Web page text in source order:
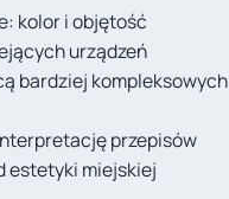
kolor i objętość
urządzeń
bardziej kompleksowych
przepisów
estetyki miejskiej